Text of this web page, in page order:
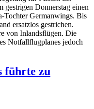
gestrigen Donnerstag einen
Tochter Germanwings. Bis
ersatzlos gestrichen.
von Inlandsflügen. Die
Notfallflugplanes jedoch
führte zu